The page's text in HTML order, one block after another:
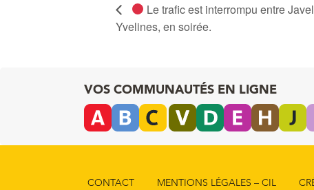
Le trafic est interrompu entre
Yvelines, en soirée.
VOS COMMUNAUTÉS EN LIGNE
CONTACT MENTIONS LÉGALES – CIL